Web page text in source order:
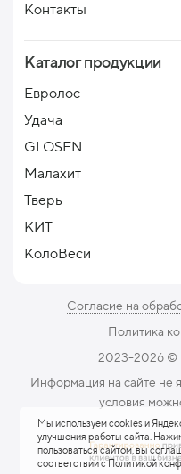
Контакты
Каталог продукции
Евролос
Удача
GLOSEN
Малахит
Тверь
КИТ
КолоВеси
Согласие на
Политика
2023-2026 ©️
Информация на сайте не
условия
Мы используем cookies и
улучшения работы сайта.
пользоваться сайтом, вы
соответствии с Политикой